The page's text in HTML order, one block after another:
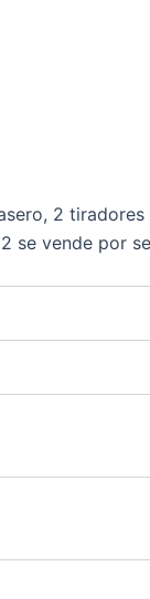
2
se vende por